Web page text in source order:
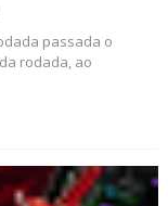
passada o
rodada, ao